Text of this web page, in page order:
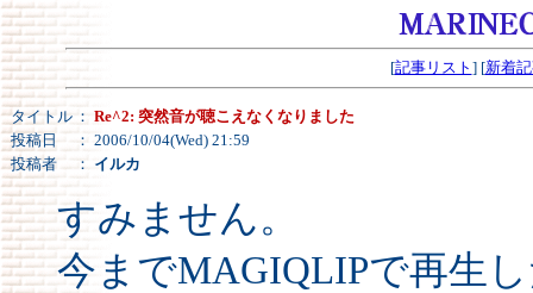
[記事リスト ] [新着
タイトル ： Re^2: 突然音が聴こえなくなりました
投稿日
： 2006/10/04(Wed) 21:59
投稿者
： イルカ
すみません。
今までMAGIQLIPで再生